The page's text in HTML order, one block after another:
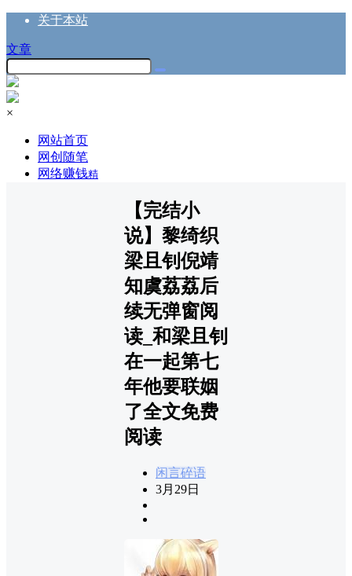
关于本站
文章
×
网站首页
网创随笔
网络赚钱精
【完结小
说】黎绮织
梁且钊倪靖
知虞荔荔后
续无弹窗阅
读_和梁且钊
在一起第七
年他要联姻
了全文免费
阅读
闲言碎语
3月29日